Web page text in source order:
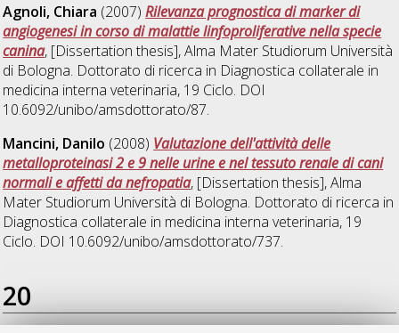
Agnoli, Chiara (2007)Rilevanza prognostica di marker di
angiogenesi in corso di malattie linfoproliferative nella specie
canina, [Dissertation thesis], Alma Mater Studiorum Università
di Bologna. Dottorato di ricerca in Diagnostica collaterale in
medicina interna veterinaria, 19 Ciclo. DOI
10.6092/unibo/amsdottorato/87.
Mancini, Danilo (2008) Valutazione dell'attività delle
metalloproteinasi 2 e 9 nelle urine e nel tessuto renale di cani
normali e affetti da nefropatia, [Dissertation thesis], Alma
Mater Studiorum Università di Bologna. Dottorato di ricerca in
Diagnostica collaterale in medicina interna veterinaria, 19
Ciclo. DOI 10.6092/unibo/amsdottorato/737.
20